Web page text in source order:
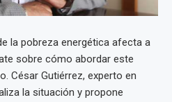
la pobreza energética afecta a
sobre cómo abordar este
César Gutiérrez, experto en
la situación y propone